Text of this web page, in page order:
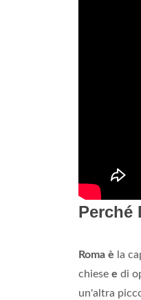
Perché
Roma è la
chiese e di
un'altra